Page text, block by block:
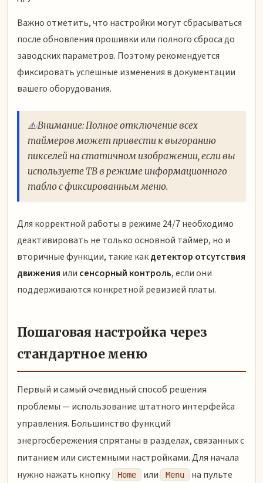
Важно отметить, что настройки могут сбрасываться
после обновления прошивки или полного сброса до
заводских параметров. Поэтому рекомендуется
фиксировать успешные изменения в документации
вашего оборудования.
⚠️ Внимание: Полное отключение всех
таймеров может привести к выгоранию
пикселей на статичном изображении, если вы
используете ТВ в режиме информационного
табло с фиксированным меню.
Для корректной работы в режиме 24/7 необходимо
деактивировать не только основной таймер, но и
вторичные функции, такие какдетектор отсутствия
движения или сенсорный контроль, если они
поддерживаются конкретной ревизией платы.
Пошаговая настройка через
стандартное меню
Первый и самый очевидный способ решения
проблемы — использование штатного интерфейса
управления. Большинство функций
энергосбережения спрятаны в разделах, связанных с
питанием или системными настройками. Для начала
нужно нажать кнопку
Home или Menu на пульте